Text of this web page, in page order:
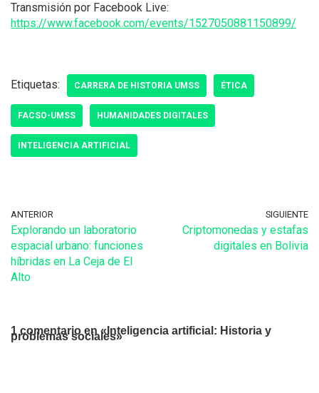
Transmisión por Facebook Live:
https://www.facebook.com/events/1527050881150899/
Etiquetas: CARRERA DE HISTORIA UMSS ÉTICA
FACSO-UMSS HUMANIDADES DIGITALES
INTELIGENCIA ARTIFICIAL
ANTERIOR
Explorando un laboratorio
espacial urbano: funciones
híbridas en La Ceja de El
Alto
SIGUIENTE
Criptomonedas y estafas
digitales en Bolivia
1 comentario en «Inteligencia artificial: Historia y
problemas sociales»